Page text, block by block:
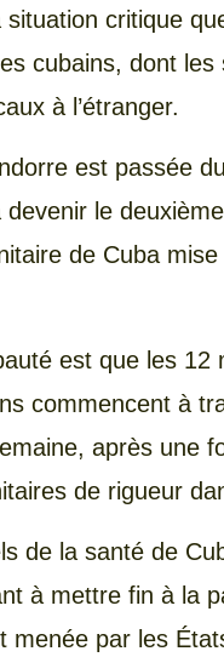
critique
cubains, dont
à l’étranger.
est passée
le
de Cuba
est que les 12
commencent à
après une
de rigueur
de la santé de
à mettre fin à la
menée par les